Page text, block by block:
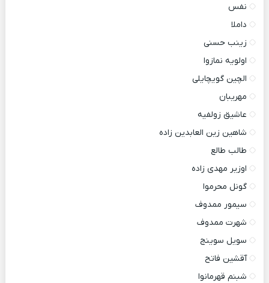
نفس
داملا
زینب حسنی
اولویه نمازوا
الچین گویچایلی
مهریبان
عاشیق زولفیه
شاهین زین العابدین زاده
طالب طالع
اوزیر مهدی زاده
گونل محرموا
سیمور ممدوف
شهرت ممدوف
سویل سوینج
آقشین فاتح
شبنم قهرمانوا